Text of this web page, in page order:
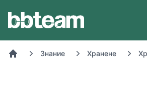
Знание Хранене